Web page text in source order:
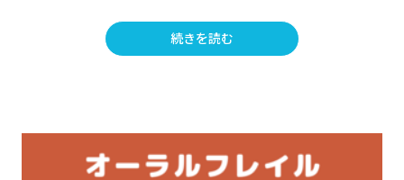
続きを読む